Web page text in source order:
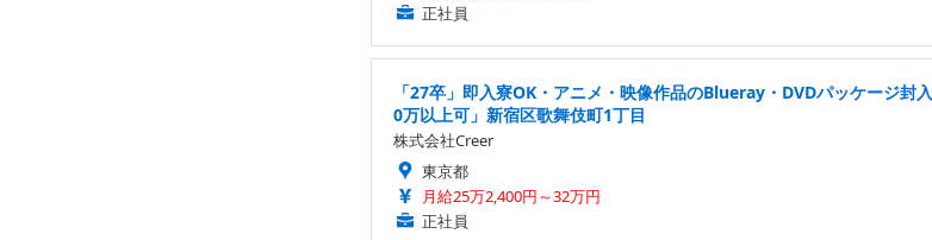
正社員
「27卒」即入寮OK・アニメ・映像作品のBlueray・DVDパッケージ
0万以上可」新宿区歌舞伎町1丁目
株式会社Creer
東京都
月給25万2,400円～32万円
正社員